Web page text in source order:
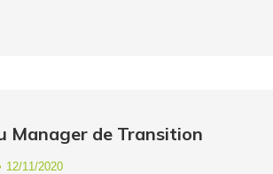
Manager de Transition
12/11/2020